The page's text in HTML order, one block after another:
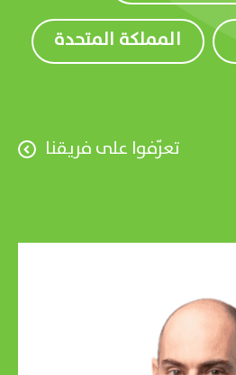
المملكة المتحدة
تعرّفوا على فريقنا